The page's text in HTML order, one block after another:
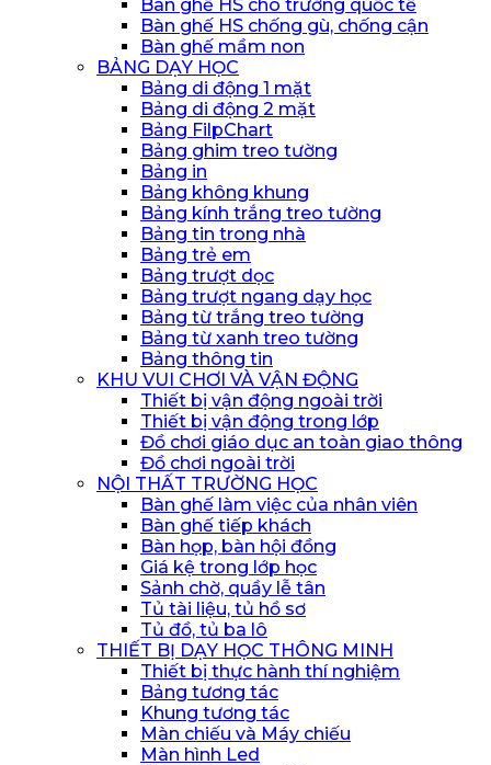
Bàn ghế HS cho trường quốc tế
Bàn ghế HS chống gù, chống cận
Bàn ghế mầm non
BẢNG DẠY HỌC
Bảng di động 1 mặt
Bảng di động 2 mặt
Bảng FilpChart
Bảng ghim treo tường
Bảng in
Bảng không khung
Bảng kính trắng treo tường
Bảng tin trong nhà
Bảng trẻ em
Bảng trượt dọc
Bảng trượt ngang dạy học
Bảng từ trắng treo tường
Bảng từ xanh treo tường
Bảng thông tin
KHU VUI CHƠI VÀ VẬN ĐỘNG
Thiết bị vận động ngoài trời
Thiết bị vận động trong lớp
Đồ chơi giáo dục an toàn giao thông
Đồ chơi ngoài trời
NỘI THẤT TRƯỜNG HỌC
Bàn ghế làm việc của nhân viên
Bàn ghế tiếp khách
Bàn họp, bàn hội đồng
Giá kệ trong lớp học
Sảnh chờ, quầy lễ tân
Tủ tài liệu, tủ hồ sơ
Tủ đồ, tủ ba lô
THIẾT BỊ DẠY HỌC THÔNG MINH
Thiết bị thực hành thí nghiệm
Bảng tương tác
Khung tương tác
Màn chiếu và Máy chiếu
Màn hình Led